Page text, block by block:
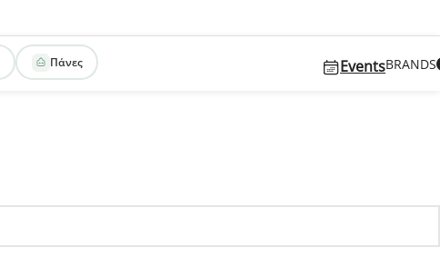
Πάνες EventsBRANDS